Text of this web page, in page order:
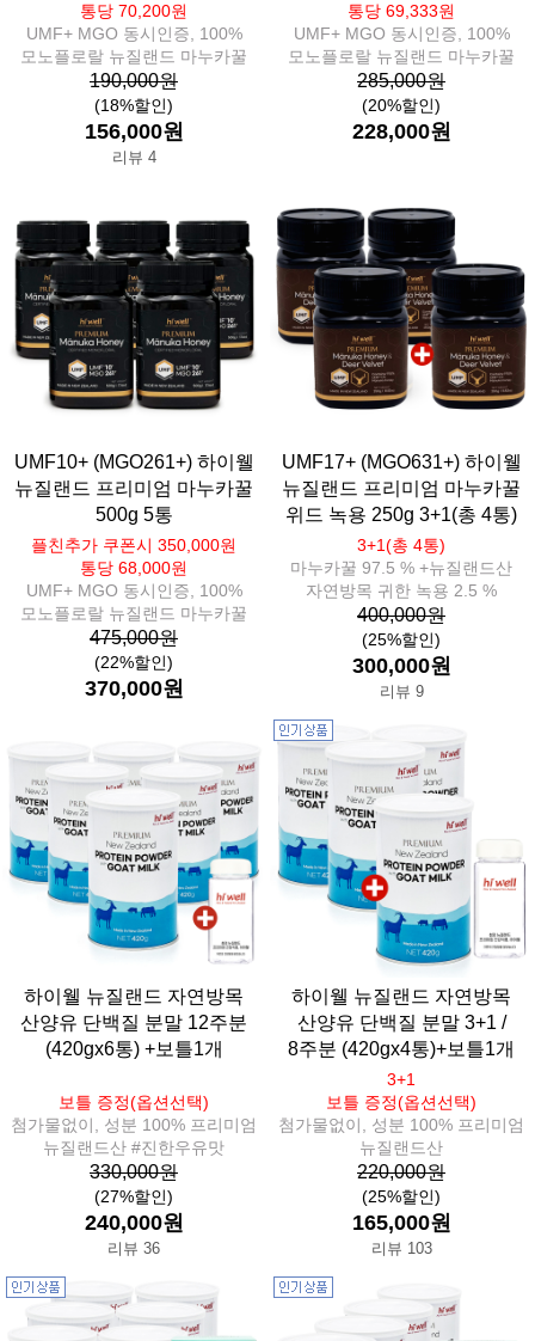
통당 70,200원
UMF+ MGO 동시인증, 100%
모노플로랄 뉴질랜드 마누카꿀
190,000원
(18%할인)
156,000원
리뷰 4
통당 69,333원
UMF+ MGO 동시인증, 100%
모노플로랄 뉴질랜드 마누카꿀
285,000원
(20%할인)
228,000원
UMF10+ (MGO261+) 하이웰
뉴질랜드 프리미엄 마누카꿀
500g 5통
플친추가 쿠폰시 350,000원
통당 68,000원
UMF+ MGO 동시인증, 100%
모노플로랄 뉴질랜드 마누카꿀
475,000원
(22%할인)
370,000원
UMF17+ (MGO631+) 하이웰
뉴질랜드 프리미엄 마누카꿀
위드 녹용 250g 3+1(총 4통)
3+1(총 4통)
마누카꿀 97.5 % +뉴질랜드산
자연방목 귀한 녹용 2.5 %
400,000원
(25%할인)
300,000원
리뷰 9
하이웰 뉴질랜드 자연방목
산양유 단백질 분말 12주분
(420gx6통) +보틀1개
보틀 증정(옵션선택)
첨가물없이, 성분 100% 프리미엄
뉴질랜드산 #진한우유맛
330,000원
(27%할인)
240,000원
리뷰 36
하이웰 뉴질랜드 자연방목
산양유 단백질 분말 3+1 /
8주분 (420gx4통)+보틀1개
3+1
보틀 증정(옵션선택)
첨가물없이, 성분 100% 프리미엄
뉴질랜드산
220,000원
(25%할인)
165,000원
리뷰 103